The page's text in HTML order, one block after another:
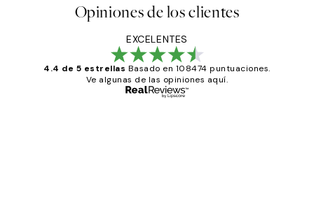
Opiniones de los clientes
EXCELENTES
4.4 de 5 estrellas Basado en 108474 puntuaciones.
Ve algunas de las opiniones aquí.